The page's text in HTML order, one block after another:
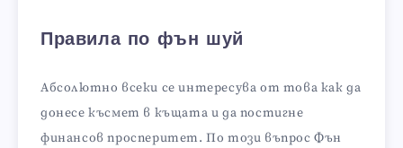
Правила по фън шуй
Абсолютно всеки се интересува от това как да
донесе късмет в къщата и да постигне
финансов просперитет. По този въпрос Фън